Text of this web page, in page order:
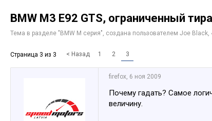
BMW M3 E92 GTS, ограниченный
Тема в разделе " BMW M серия", создана пользователем Joe Black,
Страница 3 из 3 < Назад 1 2 3
firefox, 6 ноя 2009
Почему гадать? Самое
величину.